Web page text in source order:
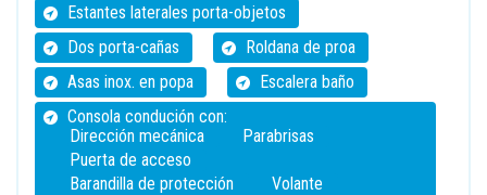
Estantes laterales porta-objetos
Dos porta-cañas
Roldana de proa
Asas inox. en popa
Escalera baño
Consola condución con:
Dirección mecánica
Parabrisas
Puerta de acceso
Barandilla de protección
Volante